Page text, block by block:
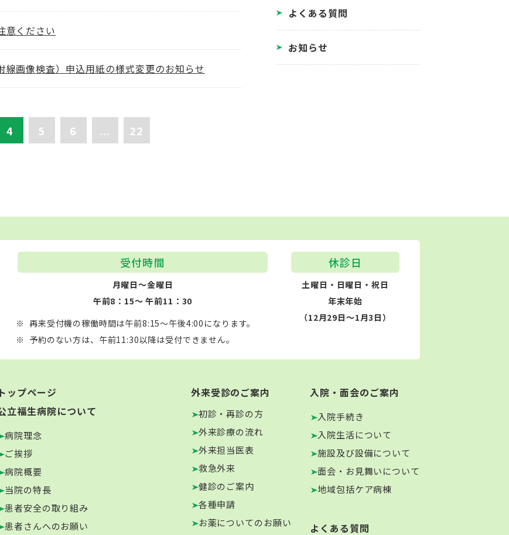
意ください
線画像検査）申込用紙の様式変更のお知らせ
4 5 6 ... 22
よくある質問
お知らせ
受付時間
月曜日～金曜日
午前8：15～ 午前11：30
再来受付機の稼働時間は午前8:15～午後4:00になります。
予約のない方は、午前11:30以降は受付できません。
休診日
土曜日・日曜日・祝日
年末年始
（12月29日～1月3日）
トップページ
立福生病院について
病院理念
ご挨拶
病院概要
当院の特長
患者安全の取り組み
患者さんへのお願い
外来受診のご案内
初診・再診の方
外来診療の流れ
外来担当医表
救急外来
健診のご案内
各種申請
お薬についてのお願い
入院・面会のご案内
入院手続き
入院生活について
施設及び設備について
面会・お見舞いについて
地域包括ケア病棟
よくある質問